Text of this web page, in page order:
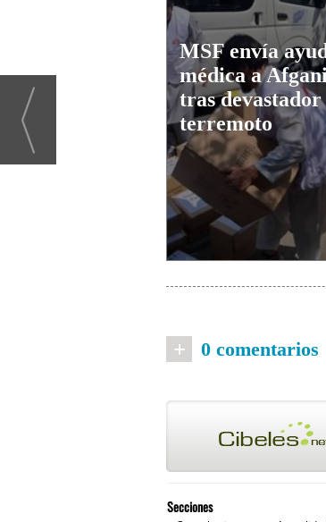
MSF envía
médica a
tras devastador
terremoto
+ 0 comentarios
Secciones